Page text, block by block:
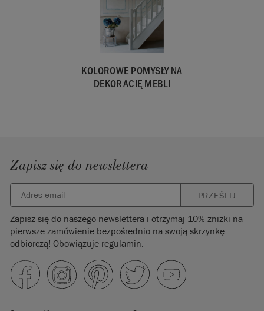
KOLOROWE POMYSŁY NA
DEKORACIĘ MEBLI
Zapisz się do newslettera
PRZEŚLIJ
Zapisz się do naszego newslettera i otrzymaj 10% zniżki na
pierwsze zamówienie bezpośrednio na swoją skrzynkę
odbiorczą! Obowiązuje regulamin.